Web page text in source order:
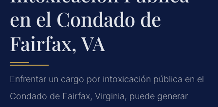
en el Condado de
Fairfax, VA
Enfrentar un cargo por intoxicación pública en el
Condado de Fairfax, Virginia, puede generar